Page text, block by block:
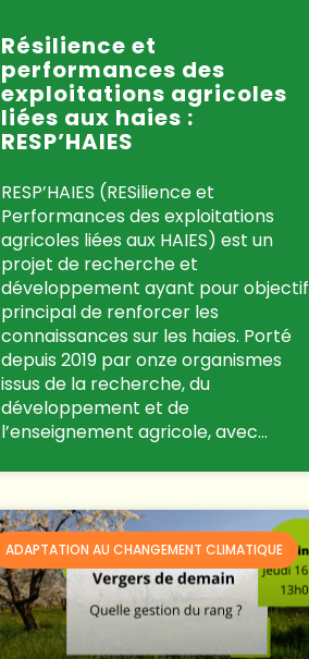
Résilience et
performances des
exploitations agricoles
liées aux haies :
RESP’HAIES
RESP’HAIES (RESilience et
Performances des exploitations
agricoles liées aux HAIES) est un
projet de recherche et
développement ayant pour objectif
principal de renforcer les
connaissances sur les haies. Porté
depuis 2019 par onze organismes
issus de la recherche, du
développement et de
l’enseignement agricole, avec…
ADAPTATION AU CHANGEMENT CLIMATIQUE